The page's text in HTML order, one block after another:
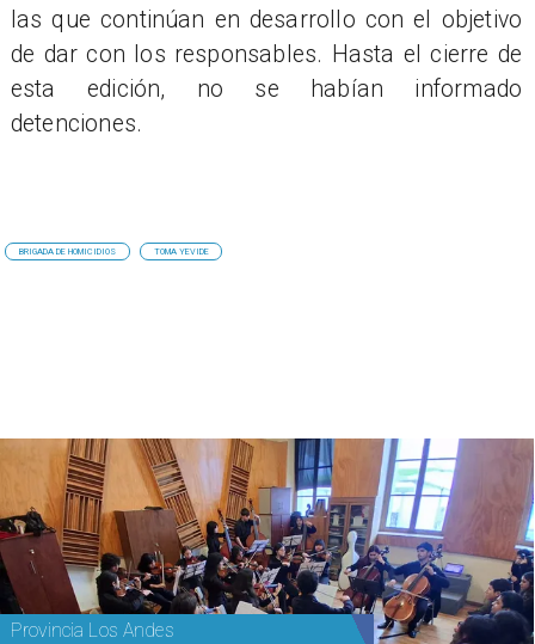
las que continúan en desarrollo con el objetivo
de dar con los responsables. Hasta el cierre de
esta edición, no se habían informado
detenciones.
BRIGADA DE HOMICIDIOS TOMA YEVIDE
Provincia Los Andes